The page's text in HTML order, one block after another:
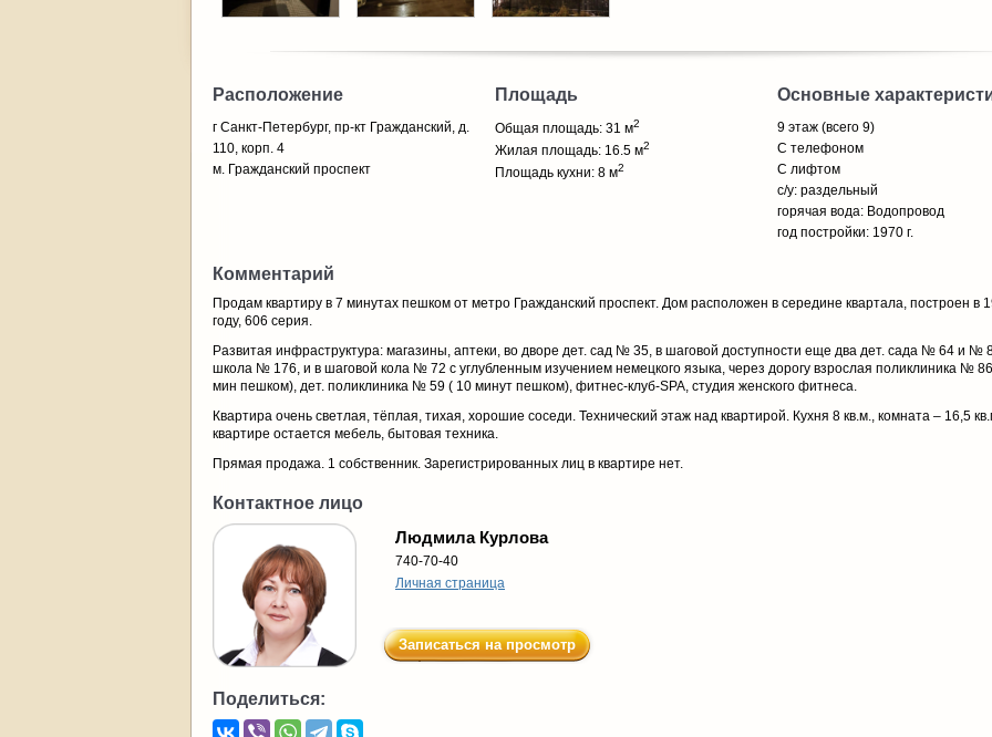
Расположение
г Санкт-Петербург, пр-кт Гражданский, д.
110, корп. 4
м. Гражданский проспект
Площадь
Общая площадь: 31 м2
Жилая площадь: 16.5 м2
Площадь кухни: 8 м2
Основные
9 этаж (всего 9)
С телефоном
С лифтом
с/у: раздельный
горячая вода: Водопровод
год постройки: 1970 г.
Комментарий
Продам квартиру в 7 минутах пешком от метро Гражданский проспект. Дом расположен в середине квартала, построен в
году, 606 серия.
Развитая инфраструктура: магазины, аптеки, во дворе дет. сад № 35, в шаговой доступности еще два дет. сада № 64 и №
школа № 176, и в шаговой кола № 72 с углубленным изучением немецкого языка, через дорогу взрослая поликлиника №
мин пешком), дет. поликлиника № 59 ( 10 минут пешком), фитнес-клуб-SPA, студия женского фитнеса.
Квартира очень светлая, тёплая, тихая, хорошие соседи. Технический этаж над квартирой. Кухня 8 кв.м., комната – 16,5
квартире остается мебель, бытовая техника.
Прямая продажа. 1 собственник. Зарегистрированных лиц в квартире нет.
Контактное лицо
Людмила Курлова
740-70-40
Личная страница
Записаться на просмотр
Поделиться: